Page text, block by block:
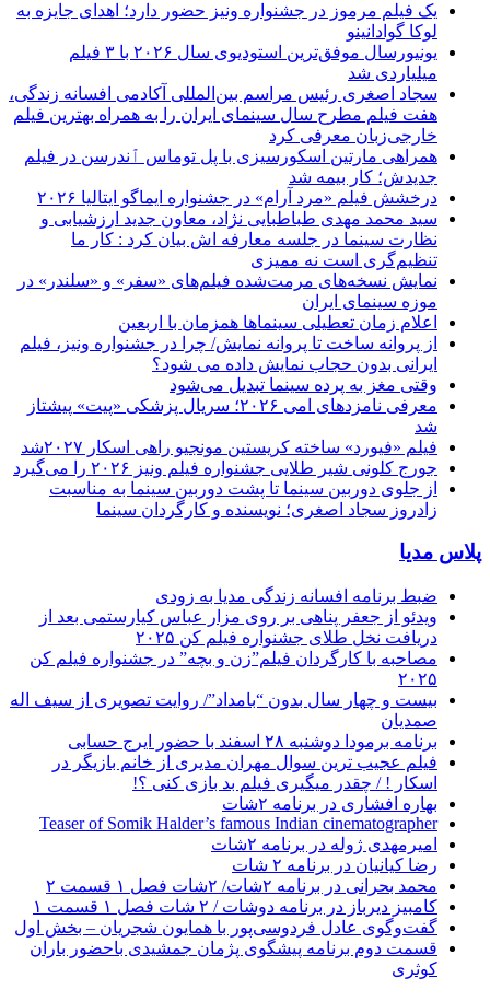
یک فیلم مرموز در جشنواره ونیز حضور دارد؛ اهدای جایزه به
لوکا گوادانینو
یونیورسال موفق‌ترین استودیوی سال ۲۰۲۶ با ۳ فیلم
میلیاردی شد
سجاد اصغری رئیس مراسم بین‌المللی آکادمی افسانه زندگی،
هفت فیلم مطرح سال سینمای ایران را به همراه بهترین فیلم
خارجی‌زبان معرفی کرد
همراهی مارتین اسکورسیزی با پل توماس ٱندرسن در فیلم
جدیدش؛ کار بیمه شد
درخشش فیلم «مرد آرام» در جشنواره ایماگو ایتالیا ۲۰۲۶
سید محمد مهدی طباطبایی نژاد، معاون جدید ارزشیابی و
نظارت سینما در جلسه معارفه اش بیان کرد : کار ما
تنظیم‌گری است نه ممیزی
نمایش نسخه‌های مرمت‌شده فیلم‌های «سفر» و «سلندر» در
موزه سینمای ایران
اعلام زمان تعطیلی سینماها همزمان با اربعین
از پروانه ساخت تا پروانه نمایش/ چرا در جشنواره ونیز، فیلم
ایرانی بدون حجاب نمایش داده می شود؟
وقتی مغز به پرده سینما تبدیل می‌شود
معرفی نامزدهای امی ۲۰۲۶؛ سریال پزشکی «پیت» پیشتاز
شد
فیلم «فیورد» ساخته کریستین مونجیو راهی اسکار ۲۰۲۷شد
جورج کلونی شیر طلایی جشنواره فیلم ونیز ۲۰۲۶ را می‌گیرد
از جلوی دوربین سینما تا پشت دوربین سینما به مناسبت
زادروز سجاد اصغری؛ نویسنده و کارگردان سینما
پلاس مدیا
ضبط برنامه افسانه زندگی مدیا به زودی
ویدئو از جعفر پناهی بر روی مزار عباس کیارستمی بعد از
دریافت نخل طلای جشنواره فیلم کن ۲۰۲۵
مصاحبه با کارگردان فیلم”زن و بچه” در جشنواره فیلم کن
۲۰۲۵
بیست و چهار سال بدون “بامداد”/ روایت تصویری از سیف اله
صمدیان
برنامه برمودا دوشنبه ۲۸ اسفند با حضور ایرج حسابی
فیلم عجیب ترین سوال مهران مدیری از خانم بازیگر در
اسکار ! / چقدر میگیری فیلم بد بازی کنی ؟!
بهاره افشاری در برنامه ۲شات
Teaser of Somik Halder’s famous Indian cinematographer
امیرمهدی ژوله در برنامه ۲شات
رضا کیانیان در برنامه ۲ شات
محمد بحرانی در برنامه ۲شات/ ۲شات فصل ۱ قسمت ۲
کامبیز دیرباز در برنامه دوشات / ۲ شات فصل ۱ قسمت ۱
گفت‌وگوی عادل فردوسی‌پور با همایون شجریان – بخش اول
قسمت دوم برنامه پیشگوی پژمان جمشیدی باحضور باران
کوثری